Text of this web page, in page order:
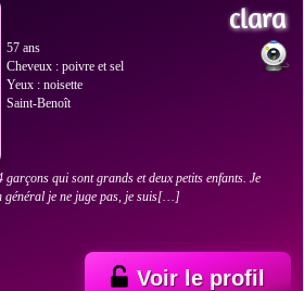
clara
57 ans
Cheveux : poivre et sel
Yeux : noisette
Saint-Benoît
qui sont grands et deux petits enfants. Je
général je ne juge pas, je suis[…]
Voir le profil